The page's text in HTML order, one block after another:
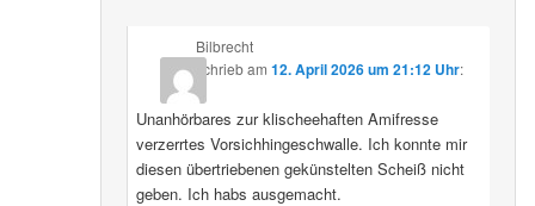
Bilbrecht
schriebam 12. April 2026 um 21:12 Uhr:
Unanhörbares zur klischeehaften Amifresse
verzerrtes Vorsichhingeschwalle. Ich konnte mir
diesen übertriebenen gekünstelten Scheiß nicht
geben. Ich habs ausgemacht.